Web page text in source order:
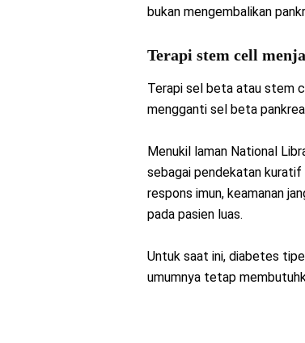
bukan mengembalikan
Terapi stem cell
Terapi sel beta atau stem
mengganti sel beta
Menukil laman National
sebagai pendekatan
respons imun, keamanan
pada pasien luas.
Untuk saat ini, diabetes
umumnya tetap